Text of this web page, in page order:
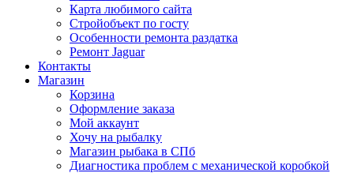
Карта любимого сайта
Стройобъект по госту
Особенности ремонта раздатка
Ремонт Jaguar
Контакты
Магазин
Корзина
Оформление заказа
Мой аккаунт
Хочу на рыбалку
Магазин рыбака в СПб
Диагностика проблем с механической коробкой